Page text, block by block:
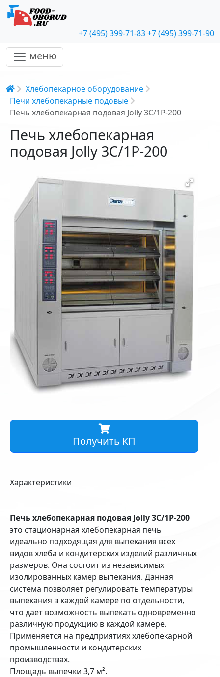
+7 (495) 399-71-83+7 (495) 399-71-90
меню
Строка навигации
Хлебопекарное оборудование
Печи хлебопекарные подовые
Печь хлебопекарная подовая Jolly 3С/1P-200
Печь хлебопекарная
подовая Jolly 3С/1P-200
Получить КП
Характеристики
Печь хлебопекарная подовая Jolly 3С/1P-200
это стационарная хлебопекарная печь
идеально подходящая для выпекания всех
видов хлеба и кондитерских изделий различных
размеров. Она состоит из независимых
изолированных камер выпекания. Данная
система позволяет регулировать температуры
выпекания в каждой камере по отдельности,
что дает возможность выпекать одновременно
различную продукцию в каждой камере.
Применяется на предприятиях хлебопекарной
промышленности и кондитерских
производствах.
Площадь выпечки 3,7 м².